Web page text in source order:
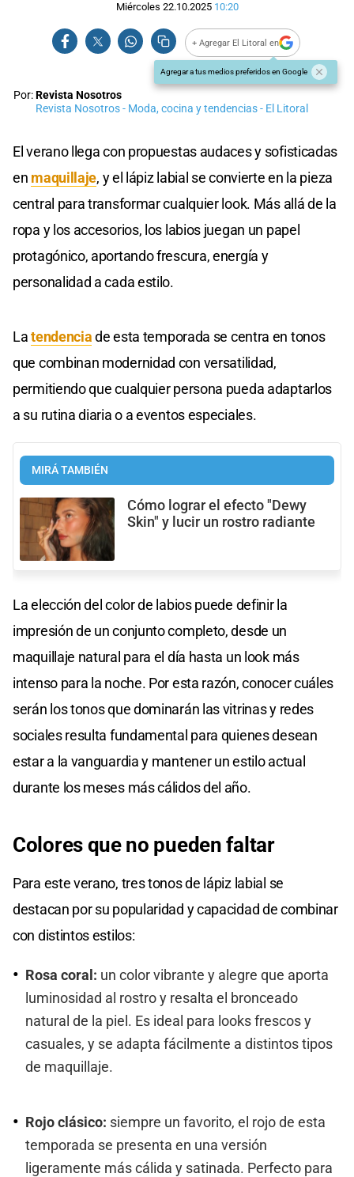
Miércoles 22.10.2025 10:20
+ Agregar El Litoral en
Agregar a tus medios preferidos en Google
Por:Revista Nosotros
Revista Nosotros - Moda, cocina y tendencias - El Litoral
El verano llega con propuestas audaces y sofisticadas
en maquillaje, y el lápiz labial se convierte en la pieza
central para transformar cualquier look. Más allá de la
ropa y los accesorios, los labios juegan un papel
protagónico, aportando frescura, energía y
personalidad a cada estilo.
Latendenciade esta temporada se centra en tonos
que combinan modernidad con versatilidad,
permitiendo que cualquier persona pueda adaptarlos
a su rutina diaria o a eventos especiales.
MIRÁ TAMBIÉN
Cómo lograr el efecto "Dewy
Skin" y lucir un rostro radiante
La elección del color de labios puede definir la
impresión de un conjunto completo, desde un
maquillaje natural para el día hasta un look más
intenso para la noche. Por esta razón, conocer cuáles
serán los tonos que dominarán las vitrinas y redes
sociales resulta fundamental para quienes desean
estar a la vanguardia y mantener un estilo actual
durante los meses más cálidos del año.
Colores que no pueden faltar
Para este verano, tres tonos de lápiz labial se
destacan por su popularidad y capacidad de combinar
con distintos estilos:
Rosa coral: un color vibrante y alegre que aporta
luminosidad al rostro y resalta el bronceado
natural de la piel. Es ideal para looks frescos y
casuales, y se adapta fácilmente a distintos tipos
de maquillaje.
Rojo clásico: siempre un favorito, el rojo de esta
temporada se presenta en una versión
ligeramente más cálida y satinada. Perfecto para